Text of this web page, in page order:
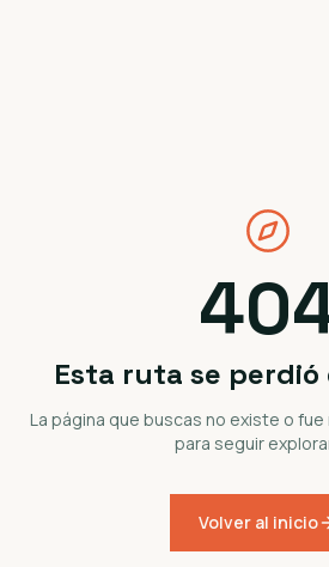
Esta ruta se
La página que buscas no existe o fue
para seguir
Volver al inicio